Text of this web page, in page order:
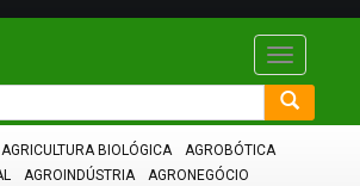
Toggle
AGRICULTURA BIOLÓGICA
AGROBÓTICA
AGROINDÚSTRIA
AGRONEGÓCIO